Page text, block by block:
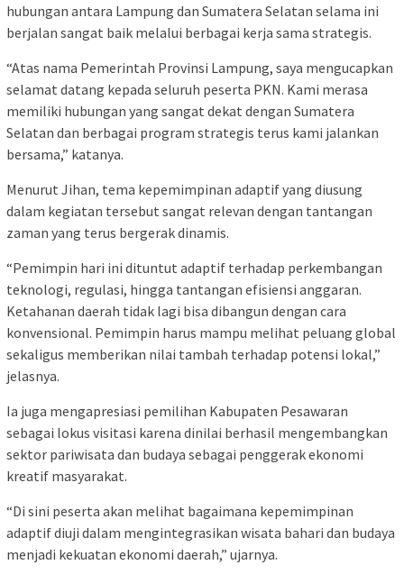
hubungan antara Lampung dan Sumatera Selatan selama ini
berjalan sangat baik melalui berbagai kerja sama strategis.
“Atas nama Pemerintah Provinsi Lampung, saya mengucapkan
selamat datang kepada seluruh peserta PKN. Kami merasa
memiliki hubungan yang sangat dekat dengan Sumatera
Selatan dan berbagai program strategis terus kami jalankan
bersama,” katanya.
Menurut Jihan, tema kepemimpinan adaptif yang diusung
dalam kegiatan tersebut sangat relevan dengan tantangan
zaman yang terus bergerak dinamis.
“Pemimpin hari ini dituntut adaptif terhadap perkembangan
teknologi, regulasi, hingga tantangan efisiensi anggaran.
Ketahanan daerah tidak lagi bisa dibangun dengan cara
konvensional. Pemimpin harus mampu melihat peluang global
sekaligus memberikan nilai tambah terhadap potensi lokal,”
jelasnya.
Ia juga mengapresiasi pemilihan Kabupaten Pesawaran
sebagai lokus visitasi karena dinilai berhasil mengembangkan
sektor pariwisata dan budaya sebagai penggerak ekonomi
kreatif masyarakat.
“Di sini peserta akan melihat bagaimana kepemimpinan
adaptif diuji dalam mengintegrasikan wisata bahari dan budaya
menjadi kekuatan ekonomi daerah,” ujarnya.